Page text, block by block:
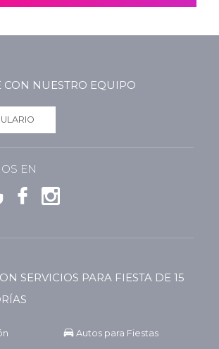
CON NUESTRO EQUIPO
EN
SERVICIOS PARA FIESTA DE 15
Autos para Fiestas